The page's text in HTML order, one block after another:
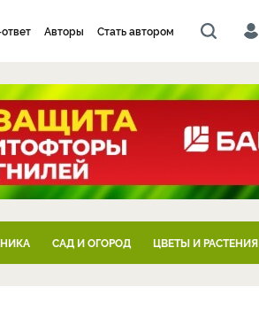
Авторы Стать автором
САД И ОГОРОД ЦВЕТЫ И РАСТЕНИЯ